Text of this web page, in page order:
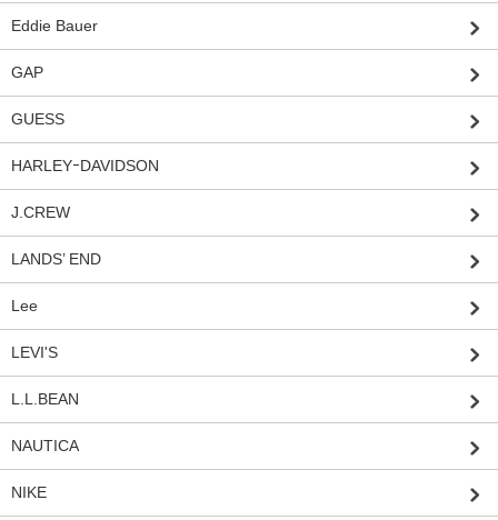
Eddie Bauer
GAP
GUESS
HARLEYｰDAVIDSON
J.CREW
LANDS’ END
Lee
LEVI'S
L.L.BEAN
NAUTICA
NIKE